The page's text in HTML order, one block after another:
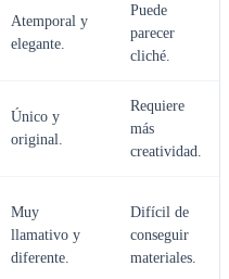
Atemporal y
elegante.
Puede
parecer
cliché.
Único y
original.
Requiere
más
creatividad.
Muy
llamativo y
diferente.
Difícil de
conseguir
materiales.